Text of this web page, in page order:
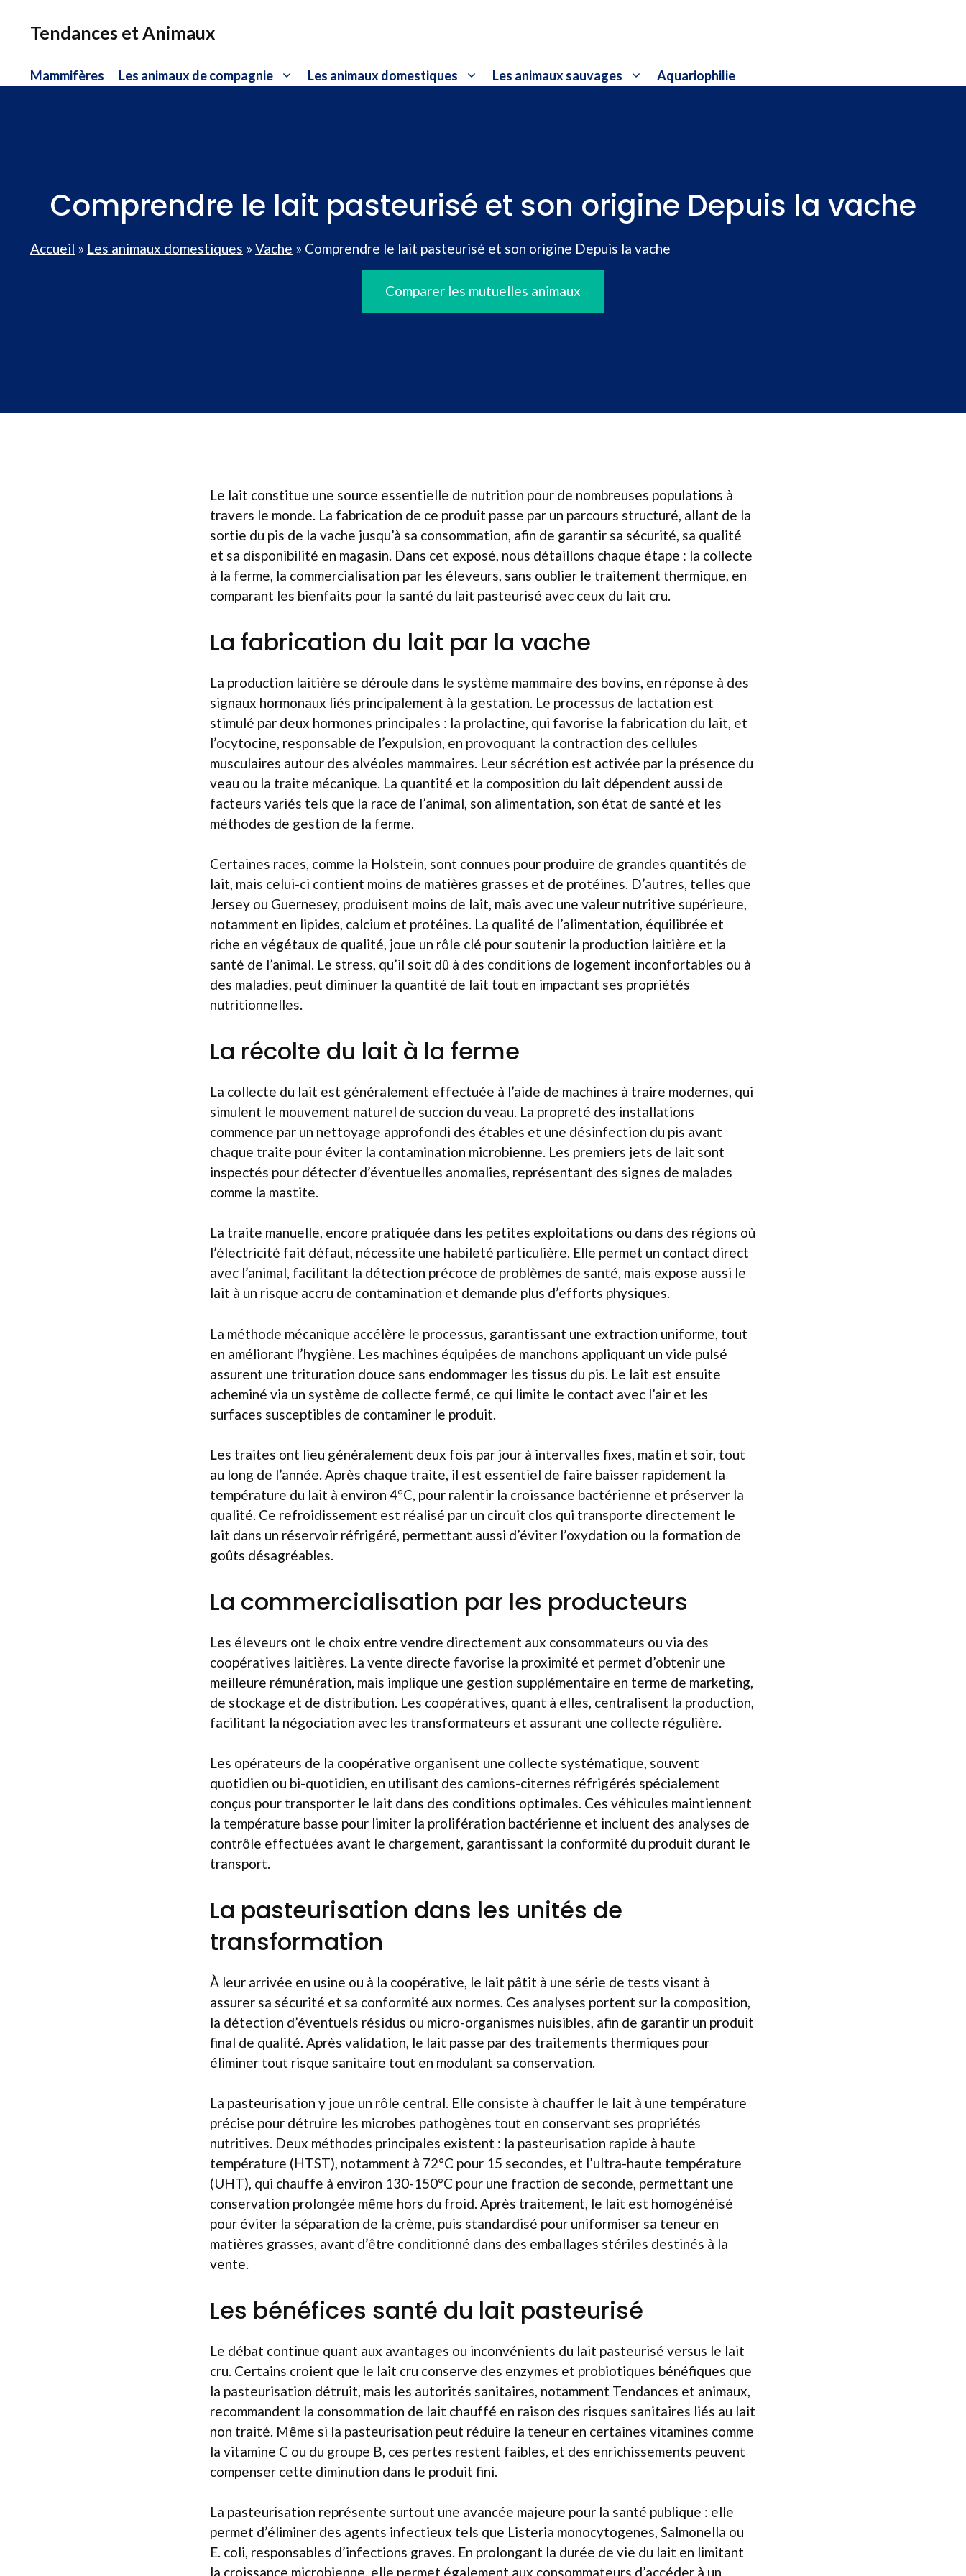
Tendances et Animaux
Mammifères Les animaux de compagnie Les animaux domestiques Les animaux sauvages Aquariophilie
Comprendre le lait pasteurisé et son origine Depuis la vache
Accueil » Les animaux domestiques » Vache » Comprendre le lait pasteurisé et son origine Depuis la vache
Comparer les mutuelles animaux
Le lait constitue une source essentielle de nutrition pour de nombreuses populations à
travers le monde. La fabrication de ce produit passe par un parcours structuré, allant de la
sortie du pis de la vache jusqu’à sa consommation, afin de garantir sa sécurité, sa qualité
et sa disponibilité en magasin. Dans cet exposé, nous détaillons chaque étape : la collecte
à la ferme, la commercialisation par les éleveurs, sans oublier le traitement thermique, en
comparant les bienfaits pour la santé du lait pasteurisé avec ceux du lait cru.
La fabrication du lait par la vache
La production laitière se déroule dans le système mammaire des bovins, en réponse à des
signaux hormonaux liés principalement à la gestation. Le processus de lactation est
stimulé par deux hormones principales : la prolactine, qui favorise la fabrication du lait, et
l’ocytocine, responsable de l’expulsion, en provoquant la contraction des cellules
musculaires autour des alvéoles mammaires. Leur sécrétion est activée par la présence du
veau ou la traite mécanique. La quantité et la composition du lait dépendent aussi de
facteurs variés tels que la race de l’animal, son alimentation, son état de santé et les
méthodes de gestion de la ferme.
Certaines races, comme la Holstein, sont connues pour produire de grandes quantités de
lait, mais celui-ci contient moins de matières grasses et de protéines. D’autres, telles que
Jersey ou Guernesey, produisent moins de lait, mais avec une valeur nutritive supérieure,
notamment en lipides, calcium et protéines. La qualité de l’alimentation, équilibrée et
riche en végétaux de qualité, joue un rôle clé pour soutenir la production laitière et la
santé de l’animal. Le stress, qu’il soit dû à des conditions de logement inconfortables ou à
des maladies, peut diminuer la quantité de lait tout en impactant ses propriétés
nutritionnelles.
La récolte du lait à la ferme
La collecte du lait est généralement effectuée à l’aide de machines à traire modernes, qui
simulent le mouvement naturel de succion du veau. La propreté des installations
commence par un nettoyage approfondi des étables et une désinfection du pis avant
chaque traite pour éviter la contamination microbienne. Les premiers jets de lait sont
inspectés pour détecter d’éventuelles anomalies, représentant des signes de malades
comme la mastite.
La traite manuelle, encore pratiquée dans les petites exploitations ou dans des régions où
l’électricité fait défaut, nécessite une habileté particulière. Elle permet un contact direct
avec l’animal, facilitant la détection précoce de problèmes de santé, mais expose aussi le
lait à un risque accru de contamination et demande plus d’efforts physiques.
La méthode mécanique accélère le processus, garantissant une extraction uniforme, tout
en améliorant l’hygiène. Les machines équipées de manchons appliquant un vide pulsé
assurent une trituration douce sans endommager les tissus du pis. Le lait est ensuite
acheminé via un système de collecte fermé, ce qui limite le contact avec l’air et les
surfaces susceptibles de contaminer le produit.
Les traites ont lieu généralement deux fois par jour à intervalles fixes, matin et soir, tout
au long de l’année. Après chaque traite, il est essentiel de faire baisser rapidement la
température du lait à environ 4°C, pour ralentir la croissance bactérienne et préserver la
qualité. Ce refroidissement est réalisé par un circuit clos qui transporte directement le
lait dans un réservoir réfrigéré, permettant aussi d’éviter l’oxydation ou la formation de
goûts désagréables.
La commercialisation par les producteurs
Les éleveurs ont le choix entre vendre directement aux consommateurs ou via des
coopératives laitières. La vente directe favorise la proximité et permet d’obtenir une
meilleure rémunération, mais implique une gestion supplémentaire en terme de marketing,
de stockage et de distribution. Les coopératives, quant à elles, centralisent la production,
facilitant la négociation avec les transformateurs et assurant une collecte régulière.
Les opérateurs de la coopérative organisent une collecte systématique, souvent
quotidien ou bi-quotidien, en utilisant des camions-citernes réfrigérés spécialement
conçus pour transporter le lait dans des conditions optimales. Ces véhicules maintiennent
la température basse pour limiter la prolifération bactérienne et incluent des analyses de
contrôle effectuées avant le chargement, garantissant la conformité du produit durant le
transport.
La pasteurisation dans les unités de
transformation
À leur arrivée en usine ou à la coopérative, le lait pâtit à une série de tests visant à
assurer sa sécurité et sa conformité aux normes. Ces analyses portent sur la composition,
la détection d’éventuels résidus ou micro-organismes nuisibles, afin de garantir un produit
final de qualité. Après validation, le lait passe par des traitements thermiques pour
éliminer tout risque sanitaire tout en modulant sa conservation.
La pasteurisation y joue un rôle central. Elle consiste à chauffer le lait à une température
précise pour détruire les microbes pathogènes tout en conservant ses propriétés
nutritives. Deux méthodes principales existent : la pasteurisation rapide à haute
température (HTST), notamment à 72°C pour 15 secondes, et l’ultra-haute température
(UHT), qui chauffe à environ 130-150°C pour une fraction de seconde, permettant une
conservation prolongée même hors du froid. Après traitement, le lait est homogénéisé
pour éviter la séparation de la crème, puis standardisé pour uniformiser sa teneur en
matières grasses, avant d’être conditionné dans des emballages stériles destinés à la
vente.
Les bénéfices santé du lait pasteurisé
Le débat continue quant aux avantages ou inconvénients du lait pasteurisé versus le lait
cru. Certains croient que le lait cru conserve des enzymes et probiotiques bénéfiques que
la pasteurisation détruit, mais les autorités sanitaires, notamment Tendances et animaux,
recommandent la consommation de lait chauffé en raison des risques sanitaires liés au lait
non traité. Même si la pasteurisation peut réduire la teneur en certaines vitamines comme
la vitamine C ou du groupe B, ces pertes restent faibles, et des enrichissements peuvent
compenser cette diminution dans le produit fini.
La pasteurisation représente surtout une avancée majeure pour la santé publique : elle
permet d’éliminer des agents infectieux tels que Listeria monocytogenes, Salmonella ou
E. coli, responsables d’infections graves. En prolongant la durée de vie du lait en limitant
la croissance microbienne, elle permet également aux consommateurs d’accéder à un